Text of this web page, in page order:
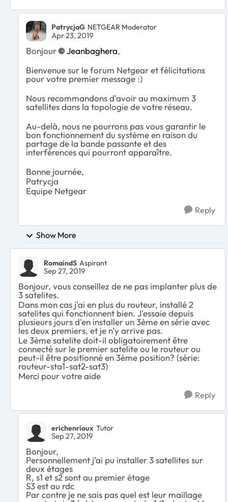
PatrycjaG NETGEAR Moderator
Apr 23, 2019
Bonjour Jeanbaghera,
Bienvenue sur le forum Netgear et félicitations
pour votre premier message :)
Nous recommandons d'avoir au maximum 3
satellites dans la topologie de votre réseau.
Au-delà, nous ne pourrons pas vous garantir le
bon fonctionnement du système en raison du
partage de la bande passante et des
interférences qui pourront apparaître.
Bonne journée,
Patrycja
Equipe Netgear
Reply
Show More
RomaindS Aspirant
Sep 27, 2019
Bonjour, vous conseillez de ne pas implanter plus de
3 satelites.
Dans mon cas j'ai en plus du routeur, installé 2
satelites qui fonctionnent bien. J'essaie depuis
plusieurs jours d'en installer un 3ème en série avec
les deux premiers, et je n'y arrive pas.
Le 3ème satelite doit-il obligatoirement être
connecté sur le premier satelite ou le routeur ou
peut-il être positionné en 3ème position? (série:
routeur-sta1-sat2-sat3)
Merci pour votre aide
Reply
erichenrioux Tutor
Sep 27, 2019
Bonjour,
Personnellement j’ai pu installer 3 satellites sur
deux étages
R, s1 et s2 sont au premier étage
S3 est au rdc
Par contre je ne sais pas quel est leur maillage